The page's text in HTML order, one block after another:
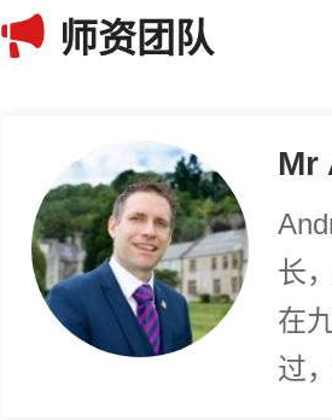
 师资团队
Mr
长
在
过
规则详见